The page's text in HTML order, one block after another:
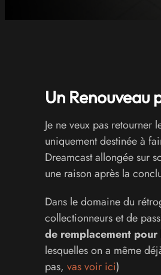
Un Renouveau
Je ne veux pas retourner
uniquement destinée à
Dreamcast allongée sur
une raison après la
Dans le domaine du
collectionneurs et de
de remplacement
lesquelles on a même
pas, vas voir ici)